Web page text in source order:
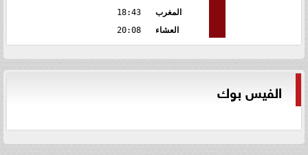
المغرب
18:43
العشاء
20:08
الفيس بوك